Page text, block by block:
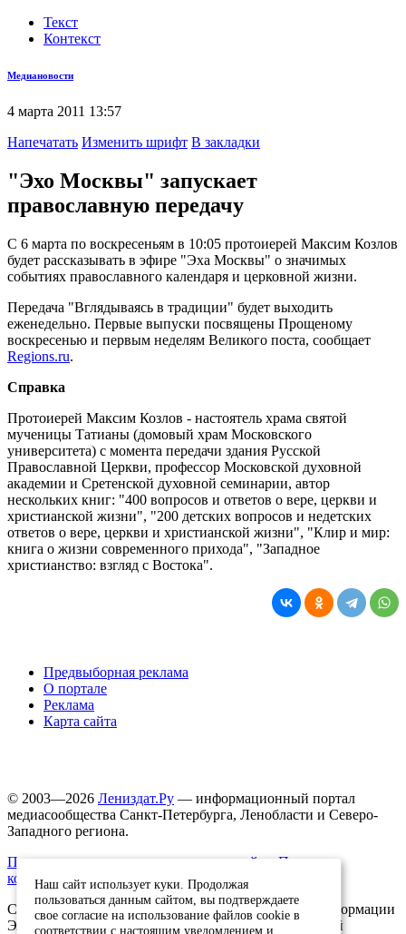
Текст
Контекст
Медиановости
4 марта 2011 13:57
Напечатать Изменить шрифт В закладки
"Эхо Москвы" запускает
православную передачу
С 6 марта по воскресеньям в 10:05 протоиерей Максим Козлов
будет рассказывать в эфире "Эха Москвы" о значимых
событиях православного календаря и церковной жизни.
Передача "Вглядываясь в традиции" будет выходить
еженедельно. Первые выпуски посвящены Прощеному
воскресенью и первым неделям Великого поста, сообщает
Regions.ru.
Справка
Протоиерей Максим Козлов - настоятель храма святой
мученицы Татианы (домовый храм Московского
университета) с момента передачи здания Русской
Православной Церкви, профессор Московской духовной
академии и Сретенской духовной семинарии, автор
нескольких книг: "400 вопросов и ответов о вере, церкви и
христианской жизни", "200 детских вопросов и недетских
ответов о вере, церкви и христианской жизни", "Клир и мир:
книга о жизни современного прихода", "Западное
христианство: взгляд с Востока".
Предвыборная реклама
О портале
Реклама
Карта сайта
© 2003—2026 Лениздат.Ру — информационный портал
медиасообщества Санкт-Петербурга, Ленобласти и Северо-
Западного региона.
Правила использования содержания сайта.
Политика
конфиденциальности.
Свидетельство о регистрации средства массовой информации
ЭЛ №ФС77-91046, выданное 10.03.2026 Федеральной
Наш сайт использует куки. Продолжая
пользоваться данным сайтом, вы подтверждаете
свое согласие на использование файлов cookie в
соответствии с настоящим уведомлением и